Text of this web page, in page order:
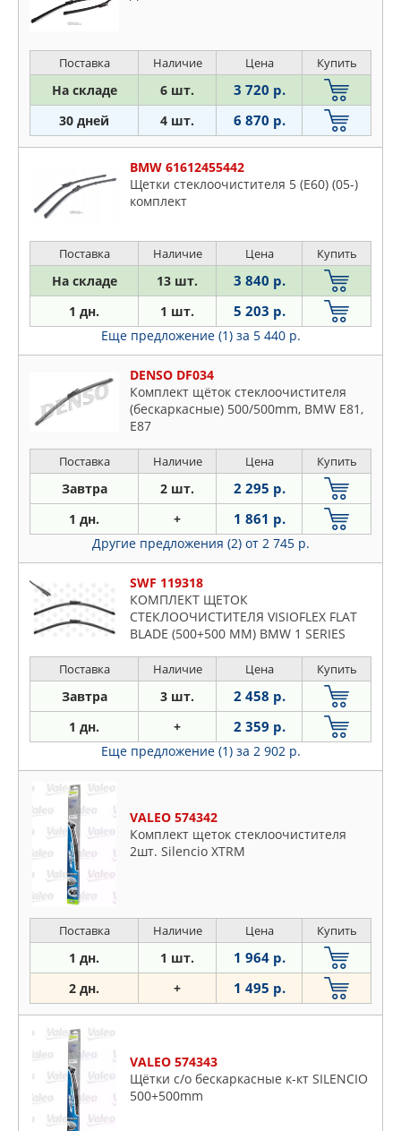
Поставка Наличие Цена Купить
На складе 6 шт. 3 720 р.
30 дней 4 шт. 6 870 р.
BMW 61612455442
Щетки стеклоочистителя 5 (E60) (05-)
комплект
Поставка Наличие Цена Купить
На складе 13 шт. 3 840 р.
1 дн. 1 шт. 5 203 р.
Еще предложение (1) за 5 440 р.
DENSO DF034
Комплект щёток стеклоочистителя
(бескаркасные) 500/500mm, BMW E81,
E87
Поставка Наличие Цена Купить
Завтра 2 шт. 2 295 р.
1 дн. + 1 861 р.
Другие предложения (2) от 2 745 р.
SWF 119318
КОМПЛЕКТ ЩЕТОК
СТЕКЛООЧИСТИТЕЛЯ VISIOFLEX FLAT
BLADE (500+500 MM) BMW 1 SERIES
Поставка Наличие Цена Купить
Завтра 3 шт. 2 458 р.
1 дн. + 2 359 р.
Еще предложение (1) за 2 902 р.
VALEO 574342
Комплект щеток стеклоочистителя
2шт. Silencio XTRM
Поставка Наличие Цена Купить
1 дн. 1 шт. 1 964 р.
2 дн. + 1 495 р.
VALEO 574343
Щётки с/о бескаркасные к-кт SILENCIO
500+500mm